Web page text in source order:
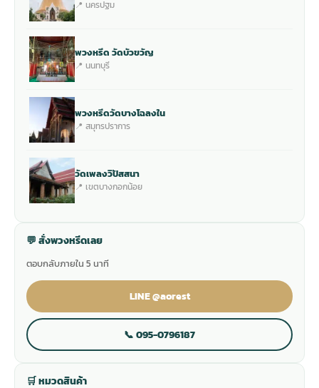
📍 นครปฐม
พวงหรีด วัดบัวขวัญ
📍 นนทบุรี
พวงหรีดวัดบางโฉลงใน
📍 สมุทรปราการ
วัดเพลงวิปัสสนา
📍 เขตบางกอกน้อย
💬 สั่งพวงหรีดเลย
ตอบกลับภายใน 5 นาที
LINE @aorest
📞 095-0796187
🛒 หมวดสินค้า